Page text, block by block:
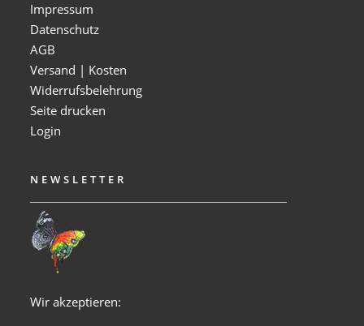
Impressum
Datenschutz
AGB
Versand | Kosten
Widerrufsbelehrung
Seite drucken
Login
NEWSLETTER
Wir akzeptieren: